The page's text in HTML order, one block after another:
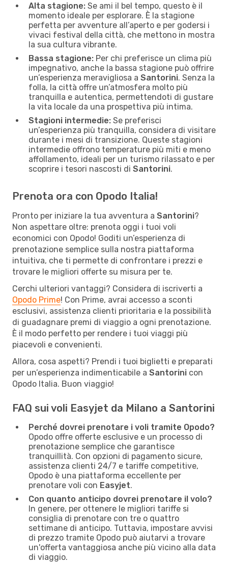
Alta stagione: Se ami il bel tempo, questo è il
momento ideale per esplorare. È la stagione
perfetta per avventure all’aperto e per godersi i
vivaci festival della città, che mettono in mostra
la sua cultura vibrante.
Bassa stagione: Per chi preferisce un clima più
impegnativo, anche la bassa stagione può offrire
un’esperienza meravigliosa a Santorini. Senza la
folla, la città offre un’atmosfera molto più
tranquilla e autentica, permettendoti di gustare
la vita locale da una prospettiva più intima.
Stagioni intermedie: Se preferisci
un’esperienza più tranquilla, considera di visitare
durante i mesi di transizione. Queste stagioni
intermedie offrono temperature più miti e meno
affollamento, ideali per un turismo rilassato e per
scoprire i tesori nascosti di Santorini.
Prenota ora con Opodo Italia!
Pronto per iniziare la tua avventura a Santorini?
Non aspettare oltre: prenota oggi i tuoi voli
economici con Opodo! Goditi un’esperienza di
prenotazione semplice sulla nostra piattaforma
intuitiva, che ti permette di confrontare i prezzi e
trovare le migliori offerte su misura per te.
Cerchi ulteriori vantaggi? Considera di iscriverti a
Opodo Prime! Con Prime, avrai accesso a sconti
esclusivi, assistenza clienti prioritaria e la possibilità
di guadagnare premi di viaggio a ogni prenotazione.
È il modo perfetto per rendere i tuoi viaggi più
piacevoli e convenienti.
Allora, cosa aspetti? Prendi i tuoi biglietti e preparati
per un’esperienza indimenticabile a Santorini con
Opodo Italia. Buon viaggio!
FAQ sui voli Easyjet da Milano a Santorini
Perché dovrei prenotare i voli tramite Opodo?
Opodo offre offerte esclusive e un processo di
prenotazione semplice che garantisce
tranquillità. Con opzioni di pagamento sicure,
assistenza clienti 24/7 e tariffe competitive,
Opodo è una piattaforma eccellente per
prenotare voli con Easyjet.
Con quanto anticipo dovrei prenotare il volo?
In genere, per ottenere le migliori tariffe si
consiglia di prenotare con tre o quattro
settimane di anticipo. Tuttavia, impostare avvisi
di prezzo tramite Opodo può aiutarvi a trovare
un'offerta vantaggiosa anche più vicino alla data
di viaggio.